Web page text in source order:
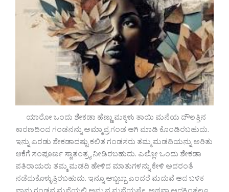
ಯಾರೋ ಒಂದು ಶೇಕಡಾ ಹೆಣ್ಣು ಮಕ್ಕಳು ತಾಯಿ ಮನೆಯ ದೌಲತ್ತಿನ
ಕಾರಣದಿಂದ ಗಂಡನನ್ನು ಅಮ್ಮಾವ್ರ ಗಂಡ ಆಗಿ ಮಾಡಿ ಕೊಂಡಿರಬಹುದು.
ಇನ್ನು ಎರಡು ಶೇಕಡಾದಷ್ಟು ಕಲಿತ ಗಂಡಸರು ತಮ್ಮ ಮಡದಿಯನ್ನು ಅರಿತು
ಆಕೆಗೆ ಸಂಪೂರ್ಣ ಸ್ವಾತಂತ್ರ್ಯ ನೀಡಿರಬಹುದು. ಎಲ್ಲೋ ಒಂದು ಶೇಕಡಾ
ಪತಿರಾಯರು ತಮ್ಮ ಮಡದಿ ಹೇಳಿದ ಮಾತುಗಳನ್ನು ಕೇಳಿ ಅದರಂತೆ
ನಡೆದುಕೊಳ್ಳುತ್ತಿರಬಹುದು. ಇನ್ನೂ ಅಬ್ಬಬ್ಬಾ ಎಂದರೆ ಮದುವೆ ಆದ ಬಳಿಕ